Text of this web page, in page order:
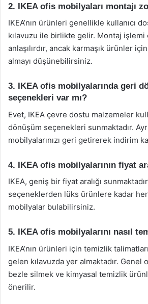
2. IKEA ofis mobilyaları montajı
IKEA’nın ürünleri genellikle kullanıcı
kılavuzu ile birlikte gelir. Montaj
anlaşılırdır, ancak karmaşık ürünler
almayı düşünebilirsiniz.
3. IKEA ofis mobilyalarında geri
seçenekleri var mı?
Evet, IKEA çevre dostu malzemeler
dönüşüm seçenekleri sunmaktadır.
mobilyalarınızı geri getirerek indirim
4. IKEA ofis mobilyalarının fiyat
IKEA, geniş bir fiyat aralığı
seçeneklerden lüks ürünlere kadar
mobilyalar bulabilirsiniz.
5. IKEA ofis mobilyalarını nasıl
IKEA’nın ürünleri için temizlik
gelen kılavuzda yer almaktadır. Genel
bezle silmek ve kimyasal temizlik
önerilir.